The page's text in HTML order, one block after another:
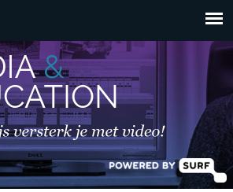
Overslaan en naar de
inhoud gaan